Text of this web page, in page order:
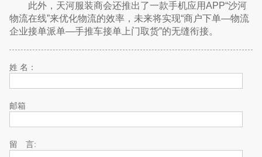
此外，天河服装商会还推出了一款手机应用APP“沙河
物流在线”来优化物流的效率，未来将实现“商户下单—物流
企业接单派单—手推车接单上门取货”的无缝衔接。
姓 名：
邮箱
留 言: